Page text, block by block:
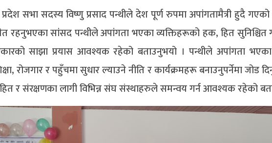
प्रदेश सभा सदस्य विष्णु प्रसाद पन्थीले देश पूर्ण रुपमा अपांगतामैत्री हुदै
रहनुभएका सांसद पन्थीले अपांगता भएका व्यक्तिहरूको हक, हित सुनिश्चित
साझा प्रयास आवश्यक रहेको बताउनुभयो । पन्थीले अपांगता
रोजगार र पहुँचमा सुधार ल्याउने नीति र कार्यक्रमहरू बनाउनुपर्नेमा जोड
र संरक्षणका लागी विभिन्न संघ संस्थाहरुले समन्वय गर्न आवश्यक रहेको